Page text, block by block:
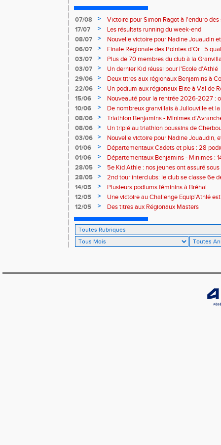
07/08 >
Victoire pour Simon Ragot à l'enduro des
17/07
>
Les résultats running du week-end
08/07
>
Nouvelle victoire pour Nadine Jouaudin
06/07
>
Finale Régionale des Pointes d'Or : 5
03/07
>
Plus de 70 membres du club à la
03/07
>
Un dernier Kid réussi pour l'Ecole d'Athlé
29/06
>
Deux titres aux régionaux Benjamins à
22/06
>
Un podium aux régionaux Elite à Val de
15/06
>
Nouveauté pour la rentrée 2026-2027 :
Baby Athlé
10/06 >
De nombreux granvillais à Jullouville et
Jouaudin et Marius Delchard
08/06 >
Triathlon Benjamins - Minimes
victoire
08/06 >
Un triplé au triathlon poussins de
03/06
>
Nouvelle victoire pour Nadine Jouaudin,
granvillais à Saint-Loup
01/06 >
Départementaux Cadets et plus : 28
01/06
>
Départementaux Benjamins - Minimes :
28/05
>
5e Kid Athle : nos jeunes ont assuré
28/05
>
2nd tour interclubs: le club se classe 6e
14/05
>
Plusieurs podiums féminins à Bréhal
12/05
>
Une victoire au Challenge Equip'Athlé
12/05
> Des titres aux Régionaux Masters